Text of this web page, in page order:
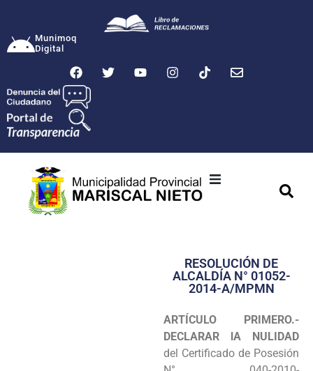
Munimoq
Digital
Transparencia
Programas
Intranet
RESOLUCIÓN DE
ALCALDÍA N° 01052-
2014-A/MPMN
ARTÍCULO PRIMERO.-
DECLARAR lA NULIDAD
del Certificado de Posesión